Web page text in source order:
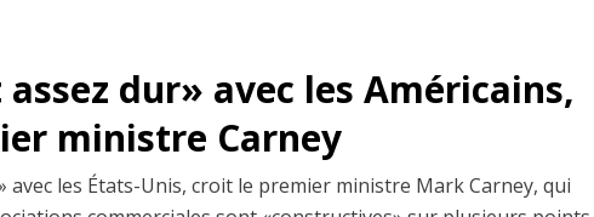
dur» avec les Américains,
ministre Carney
avec les États-Unis, croit le premier ministre Mark Carney, qui